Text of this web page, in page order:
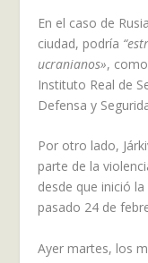
En el caso de
ciudad, podría
ucranianos»,
Instituto Real de
Defensa y
Por otro lado,
parte de la
desde que inició
pasado 24 de
Ayer martes, los